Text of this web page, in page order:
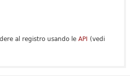
al registro usando le API (vedi